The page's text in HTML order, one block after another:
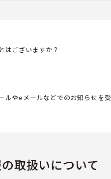
はございますか？
ルやeメールなどでのお知らせを
取扱いについて